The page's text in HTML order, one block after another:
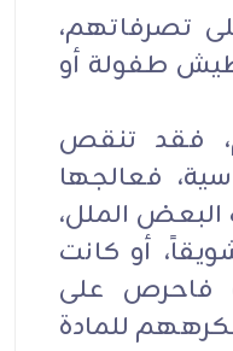
تصرفاتهم،
طفولة أو
فقد تنقص
فعالجها
الملل،
أو كانت
فاحرص على
للمادة